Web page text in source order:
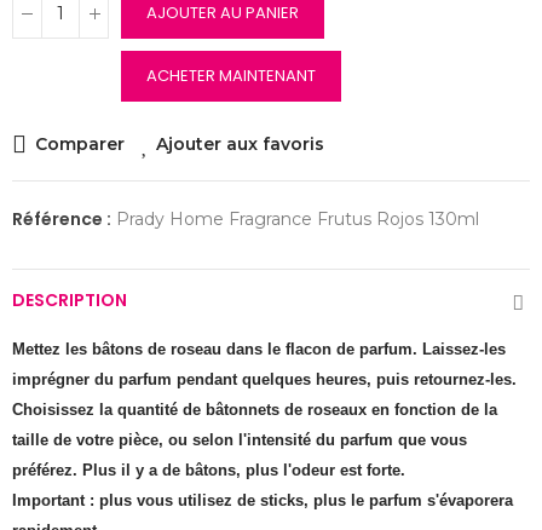
AJOUTER AU PANIER
ACHETER MAINTENANT
Comparer Ajouter aux favoris
Référence : Prady Home Fragrance Frutus Rojos 130ml
DESCRIPTION
Mettez les bâtons de roseau dans le flacon de parfum. Laissez-les
imprégner du parfum pendant quelques heures, puis retournez-les.
Choisissez la quantité de bâtonnets de roseaux en fonction de la
taille de votre pièce, ou selon l'intensité du parfum que vous
préférez. Plus il y a de bâtons, plus l'odeur est forte.
Important : plus vous utilisez de sticks, plus le parfum s'évaporera